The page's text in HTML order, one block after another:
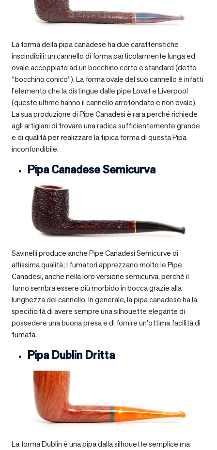
La forma della pipa canadese ha due caratteristiche
inscindibili: un cannello di forma particolarmente lunga ed
ovale accoppiato ad un bocchino corto e standard (detto
“bocchino conico”). La forma ovale del suo cannello è infatti
l’elemento che la distingue dalle pipe Lovat e Liverpool
(queste ultime hanno il cannello arrotondato e non ovale).
La sua produzione di Pipe Canadesi è rara perché richiede
agli artigiani di trovare una radica sufficientemente grande
e di qualità per realizzare la tipica forma di questa Pipa
inconfondibile.
Pipa Canadese Semicurva
Savinelli produce anche Pipe Canadesi Semicurve di
altissima qualità; I fumatori apprezzano molto le Pipe
Canadesi, anche nella loro versione semicurva, perché il
fumo sembra essere più morbido in bocca grazie alla
lunghezza del cannello. In generale, la pipa canadese ha la
specificità di avere sempre una silhouette elegante di
possedere una buona presa e di fornire un’ottima facilità di
fumata.
Pipa Dublin Dritta
La forma Dublin è una pipa dalla silhouette semplice ma